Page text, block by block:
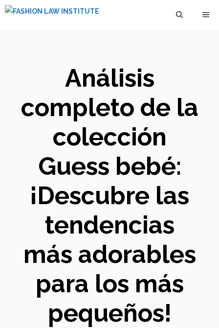
Saltar
Análisis
completo de la
colección
Guess bebé:
¡Descubre las
tendencias
más adorables
para los más
pequeños!